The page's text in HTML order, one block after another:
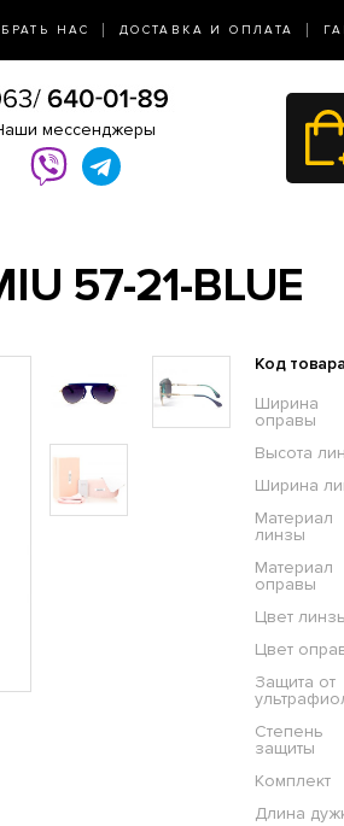
НАС ДОСТАВКА И ОПЛАТА
мессенджеры
57-21-BLUE
Код
Ширина
оправы
Высота
Ширина
Материал
линзы
Материал
оправы
Цвет
Цвет
Защита от
Степень
защиты
Комплект
Длина